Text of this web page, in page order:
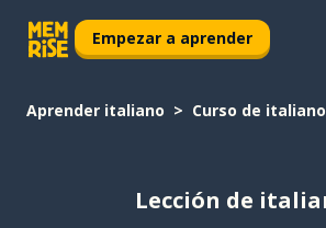
Empezar a aprender
Aprender italiano Curso de italiano
Lección de